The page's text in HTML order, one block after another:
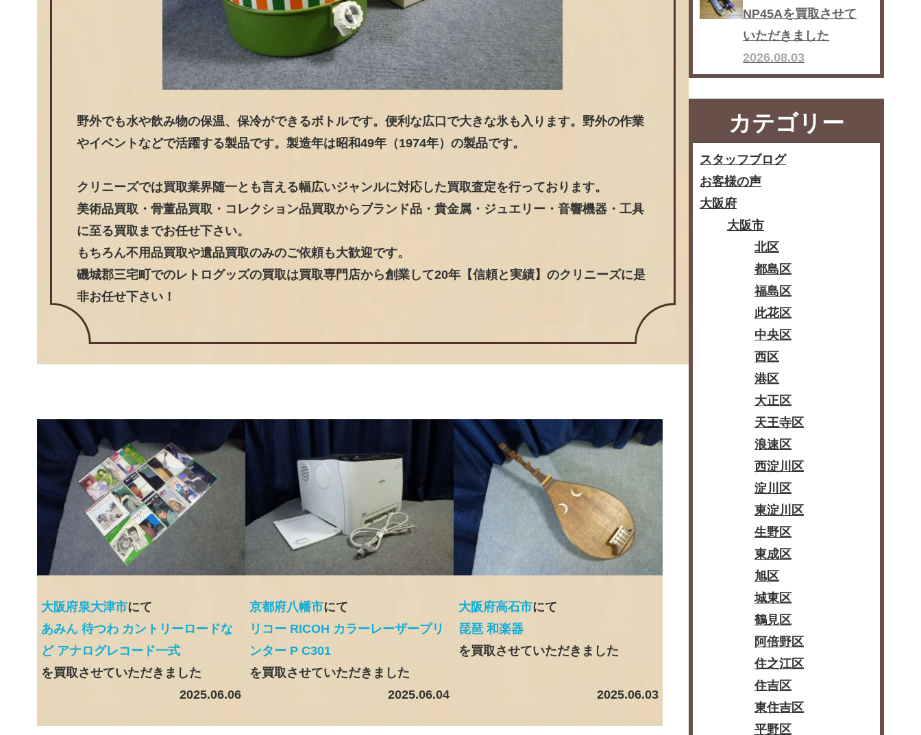
野外でも水や飲み物の保温、保冷ができるボトルです。便利な広口で大きな氷も入ります。野外の作業
やイベントなどで活躍する製品です。製造年は昭和49年（1974年）の製品です。
クリニーズでは買取業界随一とも言える幅広いジャンルに対応した買取査定を行っております。
美術品買取・骨董品買取・コレクション品買取からブランド品・貴金属・ジュエリー・音響機器・工具
に至る買取までお任せ下さい。
もちろん不用品買取や遺品買取のみのご依頼も大歓迎です。
磯城郡三宅町でのレトログッズの買取は買取専門店から創業して20年【信頼と実績】のクリニーズに是
非お任せ下さい！
大阪府泉大津市にて
あみん 待つわ カントリーロードな
ど アナログレコード一式
を買取させていただきました
2025.06.06
京都府八幡市にて
リコー RICOH カラーレーザープリ
ンター P C301
を買取させていただきました
2025.06.04
大阪府高石市にて
琵琶 和楽器
を買取させていただきました
2025.06.03
NP45Aを買取させて
いただきました
2026.08.03
カテゴリー
スタッフブログ
お客様の声
大阪府
大阪市
北区
都島区
福島区
此花区
中央区
西区
港区
大正区
天王寺区
浪速区
西淀川区
淀川区
東淀川区
生野区
東成区
旭区
城東区
鶴見区
阿倍野区
住之江区
住吉区
東住吉区
平野区